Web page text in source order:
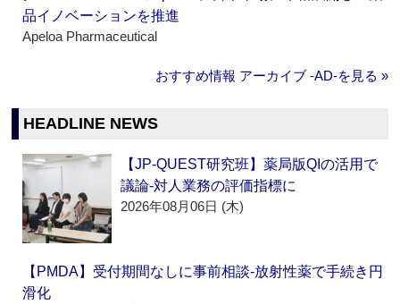
品イノベーションを推進
Apeloa Pharmaceutical
おすすめ情報 アーカイブ ‐AD‐を見る »
HEADLINE NEWS
【JP-QUEST研究班】薬局版QIの活用で
議論‐対人業務の評価指標に
2026年08月06日 (木)
【PMDA】受付期間なしに事前相談‐放射性薬で手続き円
滑化